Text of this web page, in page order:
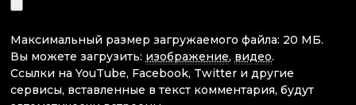
Максимальный размер загружаемого файла: 20 МБ.
Вы можете загрузить: изображение, видео.
Ссылки на YouTube, Facebook, Twitter и другие
сервисы, вставленные в текст комментария, будут